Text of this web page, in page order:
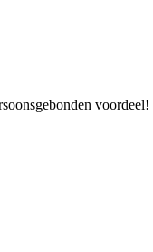
voordeel!